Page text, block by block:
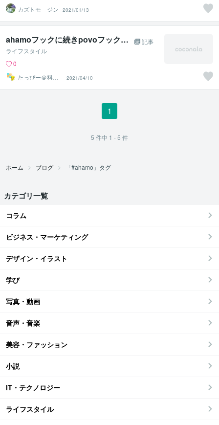
カズトモ ジン
2021/01/13
ahamoフックに続きpovoフック…
記事
ライフスタイル
0
たっぴー＠料金
見直しアドバイ
ザー
2021/04/10
1
5 件中 1 - 5 件
ホーム ブログ 「#ahamo」タグ
カテゴリ一覧
コラム
ビジネス・マーケティング
デザイン・イラスト
学び
写真・動画
音声・音楽
美容・ファッション
小説
IT・テクノロジー
ライフスタイル